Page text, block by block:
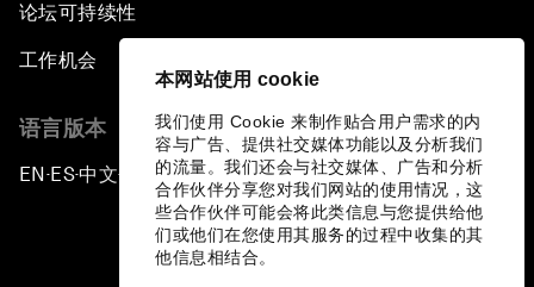
本网站使用 cookie
我们使用 Cookie 来制作贴合用户需求的内
容与广告、提供社交媒体功能以及分析我们
的流量。我们还会与社交媒体、广告和分析
合作伙伴分享您对我们网站的使用情况，这
些合作伙伴可能会将此类信息与您提供给他
们或他们在您使用其服务的过程中收集的其
他信息相结合。
论坛可持续性
工作机会
语言版本
EN ▪ ES▪中文▪ 日本語